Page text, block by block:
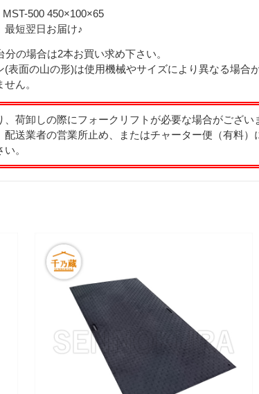
500 450×100×65
最短翌日お届け♪
の場合は2本お買い求め下さい。
表面の山の形)は使用機械やサイズにより異なる場合
ん。
荷卸しの際にフォークリフトが必要な場合がござい
送業者の営業所止め、またはチャーター便（有料）
。